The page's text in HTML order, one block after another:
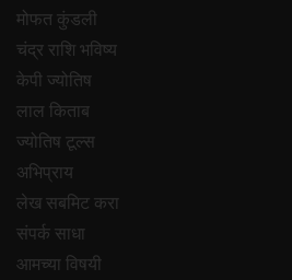
मोफत कुंडली
चंद्र राशि भविष्य
केपी ज्योतिष
लाल किताब
ज्योतिष टूल्स
अभिप्राय
लेख सबमिट करा
संपर्क साधा
आमच्या विषयी